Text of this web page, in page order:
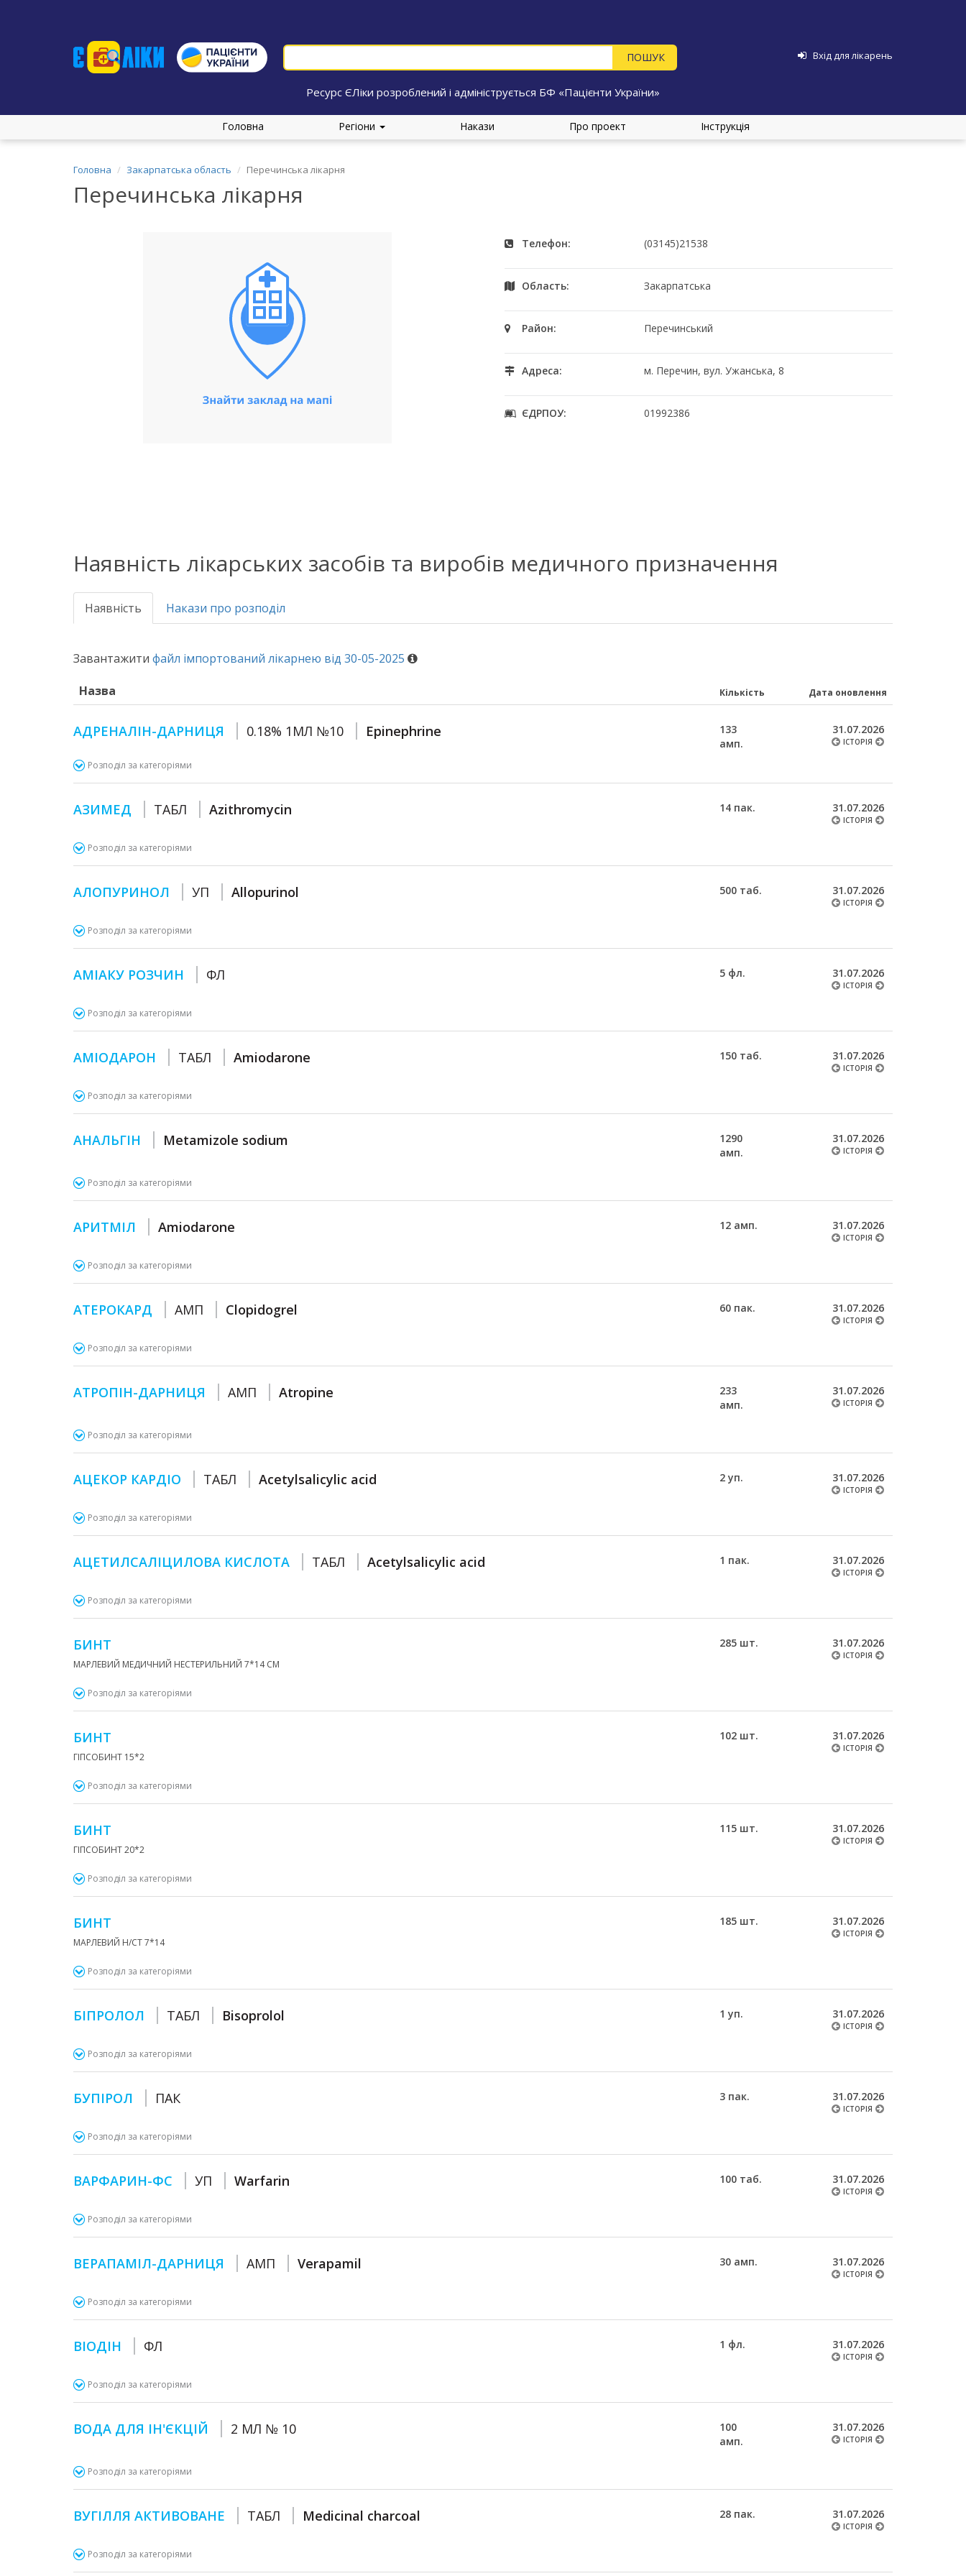
Вхід для лікарень
Ресурс ЄЛіки розроблений і адмініструється БФ «Пацієнти України»
Головна Регіони Накази Про проект Інструкція
Головна Закарпатська область Перечинська лікарня
Перечинська лікарня
Телефон: (03145)21538
Область: Закарпатська
Район: Перечинський
Адреса: м. Перечин, вул. Ужанська, 8
ЄДРПОУ: 01992386
Наявність лікарських засобів та виробів медичного призначення
Наявність Накази про розподіл
Завантажити файл імпортований лікарнею від 30-05-2025
Назва Кількість Дата оновлення
АДРЕНАЛІН-ДАРНИЦЯ 0.18% 1МЛ №10 Epinephrine
133
амп.
31.07.2026
ІСТОРІЯ
Розподіл за категоріями
АЗИМЕД ТАБЛ Azithromycin 14 пак. 31.07.2026
ІСТОРІЯ
Розподіл за категоріями
АЛОПУРИНОЛ УП Allopurinol 500 таб. 31.07.2026
ІСТОРІЯ
Розподіл за категоріями
АМІАКУ РОЗЧИН ФЛ 5 фл. 31.07.2026
ІСТОРІЯ
Розподіл за категоріями
АМІОДАРОН ТАБЛ Amiodarone 150 таб. 31.07.2026
ІСТОРІЯ
Розподіл за категоріями
АНАЛЬГІН Metamizole sodium
1290
амп.
31.07.2026
ІСТОРІЯ
Розподіл за категоріями
АРИТМІЛ Amiodarone 12 амп. 31.07.2026
ІСТОРІЯ
Розподіл за категоріями
АТЕРОКАРД АМП Clopidogrel 60 пак. 31.07.2026
ІСТОРІЯ
Розподіл за категоріями
АТРОПІН-ДАРНИЦЯ АМП Atropine
233
амп.
31.07.2026
ІСТОРІЯ
Розподіл за категоріями
АЦЕКОР КАРДІО ТАБЛ Acetylsalicylic acid 2 уп. 31.07.2026
ІСТОРІЯ
Розподіл за категоріями
АЦЕТИЛСАЛІЦИЛОВА КИСЛОТА ТАБЛ Acetylsalicylic acid 1 пак. 31.07.2026
ІСТОРІЯ
Розподіл за категоріями
БИНТ
МАРЛЕВИЙ МЕДИЧНИЙ НЕСТЕРИЛЬНИЙ 7*14 СМ
285 шт. 31.07.2026
ІСТОРІЯ
Розподіл за категоріями
БИНТ
ГІПСОБИНТ 15*2
102 шт. 31.07.2026
ІСТОРІЯ
Розподіл за категоріями
БИНТ
ГІПСОБИНТ 20*2
115 шт. 31.07.2026
ІСТОРІЯ
Розподіл за категоріями
БИНТ
МАРЛЕВИЙ Н/СТ 7*14
185 шт. 31.07.2026
ІСТОРІЯ
Розподіл за категоріями
БІПРОЛОЛ ТАБЛ Bisoprolol 1 уп. 31.07.2026
ІСТОРІЯ
Розподіл за категоріями
БУПІРОЛ ПАК 3 пак. 31.07.2026
ІСТОРІЯ
Розподіл за категоріями
ВАРФАРИН-ФС УП Warfarin 100 таб. 31.07.2026
ІСТОРІЯ
Розподіл за категоріями
ВЕРАПАМІЛ-ДАРНИЦЯ АМП Verapamil 30 амп. 31.07.2026
ІСТОРІЯ
Розподіл за категоріями
ВІОДІН ФЛ 1 фл. 31.07.2026
ІСТОРІЯ
Розподіл за категоріями
ВОДА ДЛЯ ІН'ЄКЦІЙ 2 МЛ № 10
100
амп.
31.07.2026
ІСТОРІЯ
Розподіл за категоріями
ВУГІЛЛЯ АКТИВОВАНЕ ТАБЛ Medicinal charcoal 28 пак. 31.07.2026
ІСТОРІЯ
Розподіл за категоріями